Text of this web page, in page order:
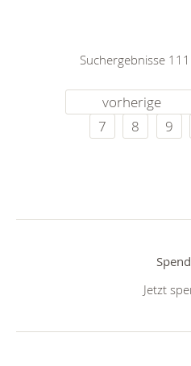
Suchergebnisse
vorherige
7
8 9
Jetzt